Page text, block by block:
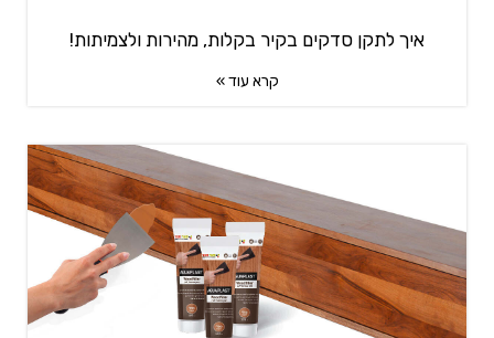
איך לתקן סדקים בקיר בקלות, מהירות ולצמיתות!
קרא עוד »